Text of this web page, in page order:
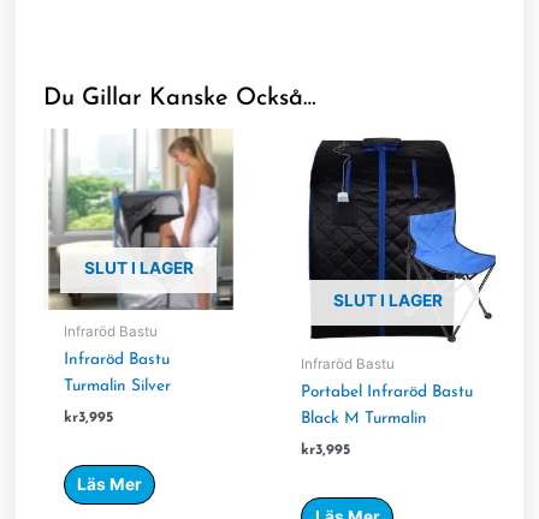
Du Gillar Kanske Också…
SLUT I LAGER
Infraröd Bastu
Infraröd Bastu
Turmalin Silver
kr3,995
Läs Mer
SLUT I LAGER
Infraröd Bastu
Portabel Infraröd Bastu
Black M Turmalin
kr3,995